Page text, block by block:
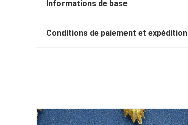
Informations de base
Conditions de paiement et expédition